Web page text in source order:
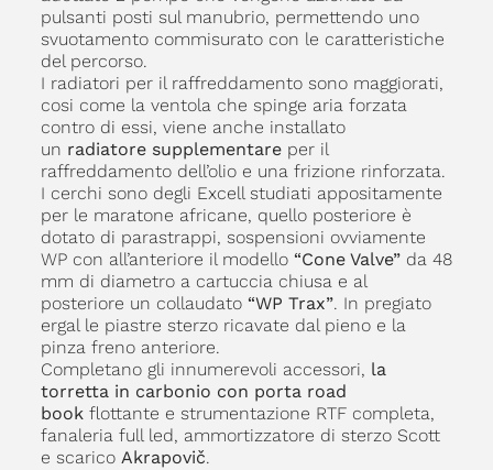
pulsanti posti sul manubrio, permettendo uno
svuotamento commisurato con le caratteristiche
del percorso.
I radiatori per il raffreddamento sono maggiorati,
cosi come la ventola che spinge aria forzata
contro di essi, viene anche installato
un radiatore supplementareper il
raffreddamento dell’olio e una frizione rinforzata.
I cerchi sono degli Excell studiati appositamente
per le maratone africane, quello posteriore è
dotato di parastrappi, sospensioni ovviamente
WP con all’anteriore il modello “Cone Valve”da 48
mm di diametro a cartuccia chiusa e al
posteriore un collaudato“WP Trax”. In pregiato
ergal le piastre sterzo ricavate dal pieno e la
pinza freno anteriore.
Completano gli innumerevoli accessori, la
torretta in carbonio con porta road
bookflottante e strumentazione RTF completa,
fanaleria full led, ammortizzatore di sterzo Scott
e scarico Akrapovič.